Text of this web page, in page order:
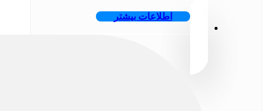
اطلاعات بیشتر